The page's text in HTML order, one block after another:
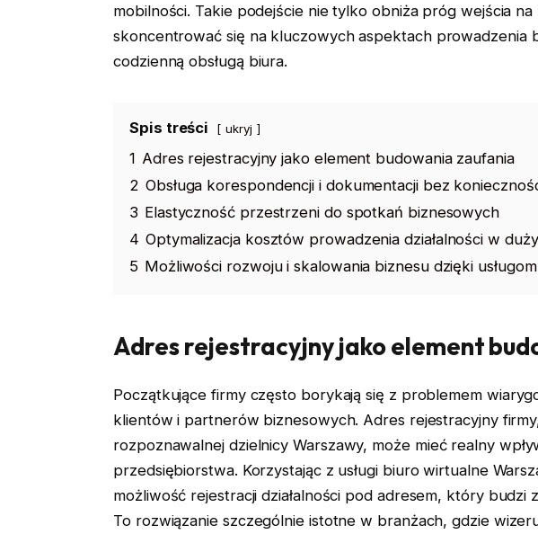
mobilności. Takie podejście nie tylko obniża próg wejścia
skoncentrować się na kluczowych aspektach prowadzenia
codzienną obsługą biura.
Spis treści ukryj
1 Adres rejestracyjny jako element budowania zaufania
2 Obsługa korespondencji i dokumentacji bez
3 Elastyczność przestrzeni do spotkań biznesowych
4 Optymalizacja kosztów prowadzenia działalności w
5 Możliwości rozwoju i skalowania biznesu dzięki
Adres rejestracyjny jako element
Początkujące firmy często borykają się z problemem
klientów i partnerów biznesowych. Adres rejestracyjny
rozpoznawalnej dzielnicy Warszawy, może mieć realny
przedsiębiorstwa. Korzystając z usługi biuro wirtualne
możliwość rejestracji działalności pod adresem, który budzi
To rozwiązanie szczególnie istotne w branżach, gdzie